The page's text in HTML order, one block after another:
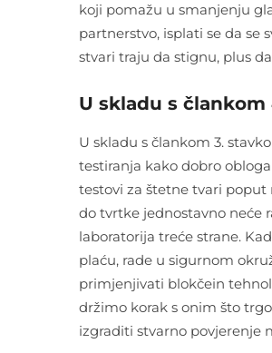
koji pomažu u smanjenju
partnerstvo, isplati se da
stvari traju da stignu, plus
U skladu s člankom
U skladu s člankom 3.
testiranja kako dobro
testovi za štetne tvari poput
do tvrtke jednostavno neće
laboratorija treće strane.
plaću, rade u sigurnom
primjenjivati blokčein
držimo korak s onim što
izgraditi stvarno povjerenje